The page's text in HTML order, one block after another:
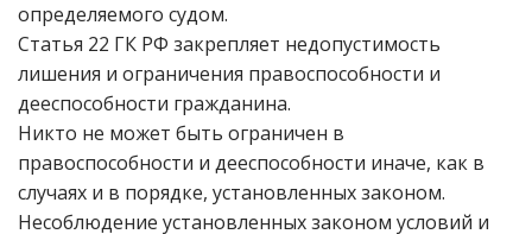
определяемого судом.
Статья 22 ГК РФ закрепляет недопустимость
лишения и ограничения правоспособности и
дееспособности гражданина.
Никто не может быть ограничен в
правоспособности и дееспособности иначе, как в
случаях и в порядке, установленных законом.
Несоблюдение установленных законом условий и